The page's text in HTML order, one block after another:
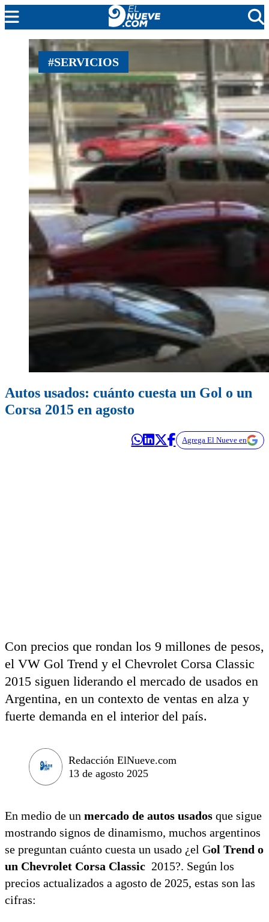
MENDOZA
CADA DÍA
ARGENTINA
NOTICIERO 9
PROTAGONISTAS
EL NUEVE STREAMS
PROGRAMACIÓN
EN VIVO
#SERVICIOS
Autos usados: cuánto cuesta un Gol o un
Corsa 2015 en agosto
Agrega El Nueve en
Con precios que rondan los 9 millones de pesos,
el VW Gol Trend y el Chevrolet Corsa Classic
2015 siguen liderando el mercado de usados en
Argentina, en un contexto de ventas en alza y
fuerte demanda en el interior del país.
Redacción ElNueve.com
13 de agosto 2025
En medio de un mercado de autos usados que sigue
mostrando signos de dinamismo, muchos argentinos
se preguntan cuánto cuesta un usado ¿el Gol Trend o
un Chevrolet Corsa Classic 2015?. Según los
precios actualizados a agosto de 2025, estas son las
cifras: